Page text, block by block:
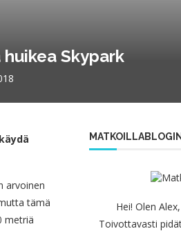
Skypark
arvoinen
tämä
metriä
Hei! Olen
Toivottavasti